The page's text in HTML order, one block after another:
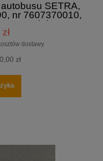
SETRA,
nr 7607370010,
24V,
MIC1/MIC2
dostawy
zł